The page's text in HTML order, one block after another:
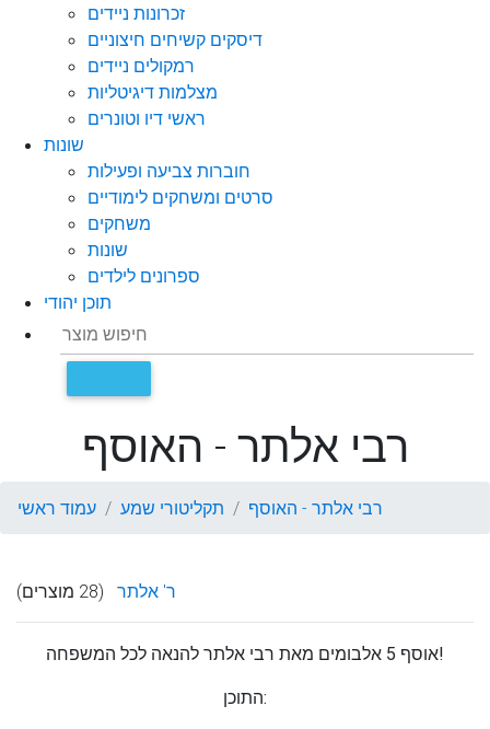
זכרונות ניידים
דיסקים קשיחים חיצוניים
רמקולים ניידים
מצלמות דיגיטליות
ראשי דיו וטונרים
שונות
חוברות צביעה ופעילות
סרטים ומשחקים לימודיים
משחקים
שונות
ספרונים לילדים
תוכן יהודי
רבי אלתר - האוסף
עמוד ראשי תקליטורי שמע רבי אלתר - האוסף
ר' אלתר (28 מוצרים)
אוסף 5 אלבומים מאת רבי אלתר להנאה לכל המשפחה!
התוכן: